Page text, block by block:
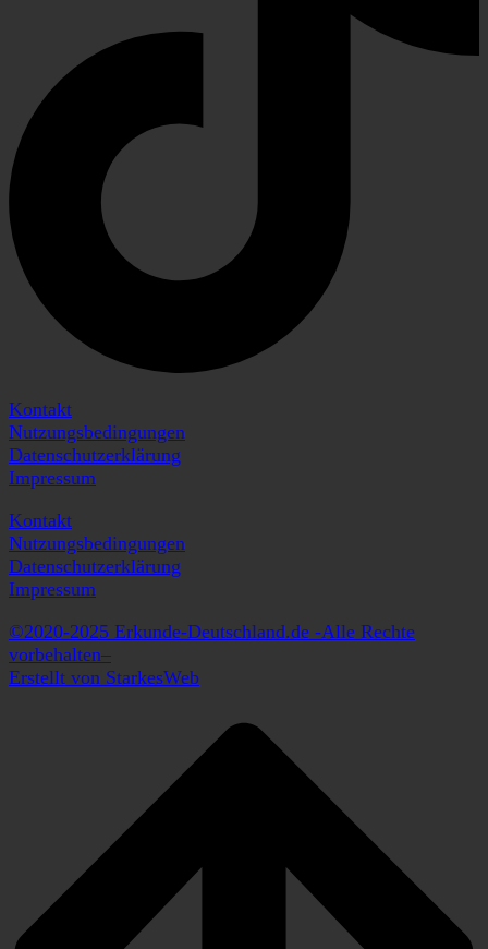
Kontakt
Nutzungsbedingungen
Datenschutzerklärung
Impressum
Kontakt
Nutzungsbedingungen
Datenschutzerklärung
Impressum
©2020-2025 Erkunde-Deutschland.de -Alle Rechte
vorbehalten–
Erstellt von StarkesWeb